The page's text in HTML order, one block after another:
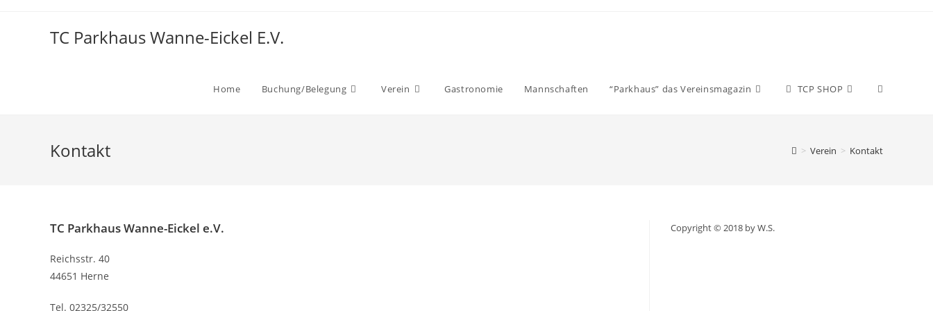
TC Parkhaus Wanne-Eickel E.V.
Home Buchung/Belegung Verein Gastronomie Mannschaften “Parkhaus” das Vereinsmagazin TCP SHOP
Kontakt > Verein > Kontakt
TC Parkhaus Wanne-Eickel e.V.
Reichsstr. 40
44651 Herne
Tel. 02325/32550
Copyright © 2018 by W.S.